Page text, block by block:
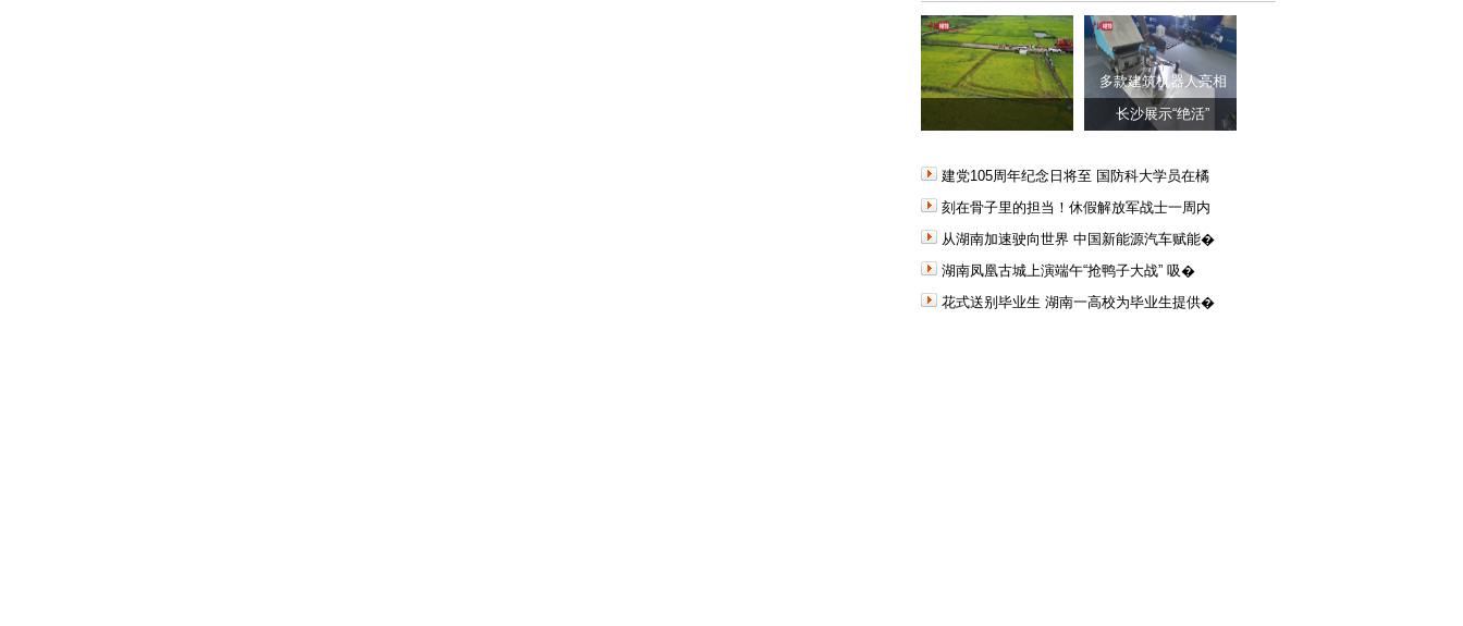
多款建筑机器人亮相
长沙展示“绝活”
建党105周年纪念日将至 国防科大学员在橘
刻在骨子里的担当！休假解放军战士一周内
从湖南加速驶向世界 中国新能源汽车赋能�
湖南凤凰古城上演端午“抢鸭子大战” 吸�
花式送别毕业生 湖南一高校为毕业生提供�